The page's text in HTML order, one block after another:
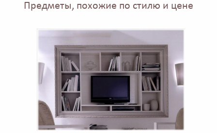
Предметы, похожие по стилю и цене